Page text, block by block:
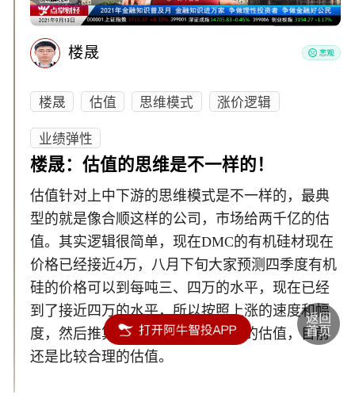
楼晟
楼晟 估值 思维模式
涨价逻辑
业绩弹性
楼晟：估值的思维是不一样的！
估值针对上中下游的思维模式是不一样的，最典
型的就是像合顺这样的公司，市场给两千亿的估
值。其实逻辑很简单，现在DMC的有机硅材现在
价格已经接近4万，八月下旬大家预测四季度有机
硅的价格可以到每吨三、四万的水平，现在已经
到了接近四万的水平，所以按照上涨的速度和幅
度，然后推算今年业绩弹性，给它的估值，目前
还是比较合理的估值。